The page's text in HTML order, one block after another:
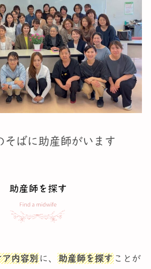
そばに助産師がいます
ア内容別 に、 助産師を探す ことが